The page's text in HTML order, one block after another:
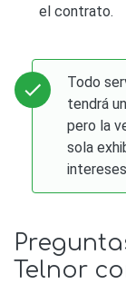
el contrato.
Todo
tendrá
pero la
sola
Telnor